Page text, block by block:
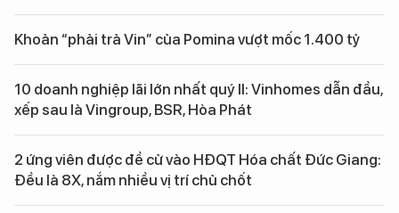
Khoản “phải trả Vin” của Pomina vượt mốc 1.400 tỷ
10 doanh nghiệp lãi lớn nhất quý II: Vinhomes dẫn đầu,
xếp sau là Vingroup, BSR, Hòa Phát
2 ứng viên được đề cử vào HĐQT Hóa chất Đức Giang:
Đều là 8X, nắm nhiều vị trí chủ chốt